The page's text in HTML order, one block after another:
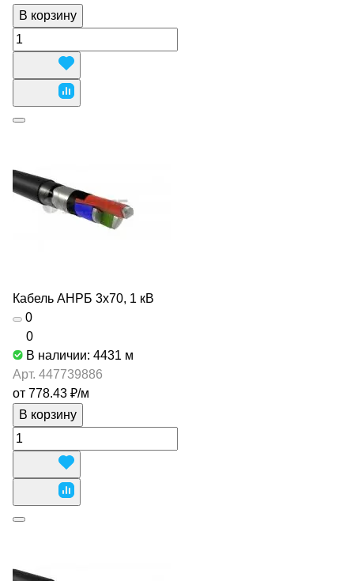
В корзину
Кабель АНРБ 3х70, 1 кВ
0
0
В наличии: 4431 м
Арт. 447739886
от 778.43 ₽/м
В корзину